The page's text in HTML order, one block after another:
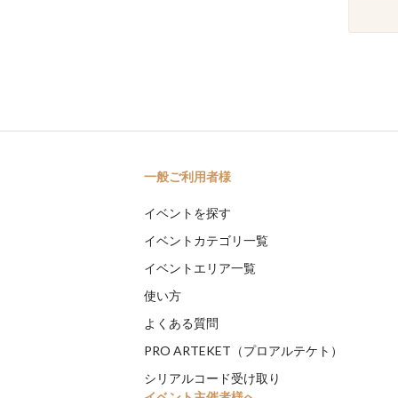
一般ご利用者様
イベントを探す
イベントカテゴリ一覧
イベントエリア一覧
使い方
よくある質問
PRO ARTEKET（プロアルテケト）
シリアルコード受け取り